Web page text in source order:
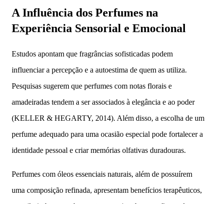
A Influência dos Perfumes na
Experiência Sensorial e Emocional
Estudos apontam que fragrâncias sofisticadas podem
influenciar a percepção e a autoestima de quem as utiliza.
Pesquisas sugerem que perfumes com notas florais e
amadeiradas tendem a ser associados à elegância e ao poder
(KELLER & HEGARTY, 2014). Além disso, a escolha de um
perfume adequado para uma ocasião especial pode fortalecer a
identidade pessoal e criar memórias olfativas duradouras.
Perfumes com óleos essenciais naturais, além de possuírem
uma composição refinada, apresentam benefícios terapêuticos,